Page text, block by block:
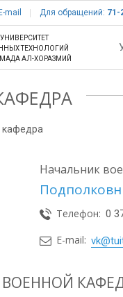
E-mail Для обращений: 71-
ТЕХНОЛОГИЙ
АЛ-ХОРАЗМИЙ
кафедра
Начальник
Телефон: 0
E-mail: